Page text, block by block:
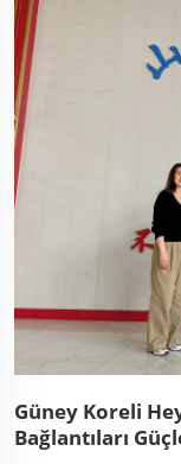
Güney Koreli
Bağlantıları